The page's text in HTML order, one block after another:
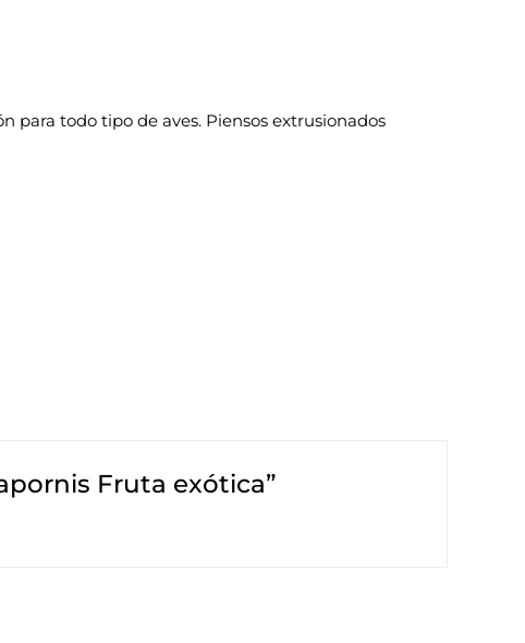
para todo tipo de aves. Piensos extrusionados
Fruta exótica”